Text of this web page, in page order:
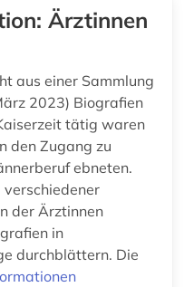
(1)
Ärztinnen
aus einer Sammlung
2023) Biografien
tätig waren
den Zugang zu
ebneten.
der Ärztinnen
in
durchblättern. Die